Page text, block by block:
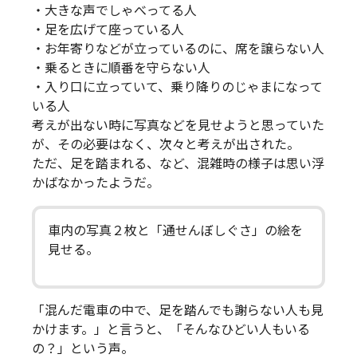
・大きな声でしゃべってる人
・足を広げて座っている人
・お年寄りなどが立っているのに、席を譲らない人
・乗るときに順番を守らない人
・入り口に立っていて、乗り降りのじゃまになって
いる人
考えが出ない時に写真などを見せようと思っていた
が、その必要はなく、次々と考えが出された。
ただ、足を踏まれる、など、混雑時の様子は思い浮
かばなかったようだ。
車内の写真２枚と「通せんぼしぐさ」の絵を
見せる。
「混んだ電車の中で、足を踏んでも謝らない人も見
かけます。」と言うと、「そんなひどい人もいる
の？」という声。